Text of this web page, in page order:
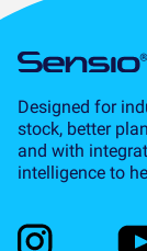
Designed for
stock, better
and with
intelligence to